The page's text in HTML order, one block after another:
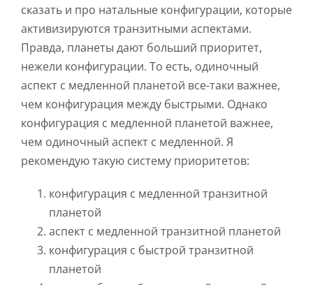
сказать и про натальные конфигурации, которые
активизируются транзитными аспектами.
Правда, планеты дают больший приоритет,
нежели конфигурации. То есть, одиночный
аспект с медленной планетой все-таки важнее,
чем конфигурация между быстрыми. Однако
конфигурация с медленной планетой важнее,
чем одиночный аспект с медленной. Я
рекомендую такую систему приоритетов:
конфигурация с медленной транзитной
планетой
аспект с медленной транзитной планетой
конфигурация с быстрой транзитной
планетой